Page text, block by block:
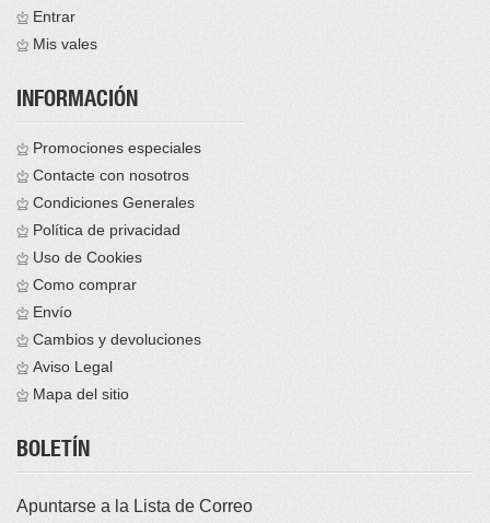
Entrar
Mis vales
INFORMACIÓN
Promociones especiales
Contacte con nosotros
Condiciones Generales
Política de privacidad
Uso de Cookies
Como comprar
Envío
Cambios y devoluciones
Aviso Legal
Mapa del sitio
BOLETÍN
Apuntarse a la Lista de Correo